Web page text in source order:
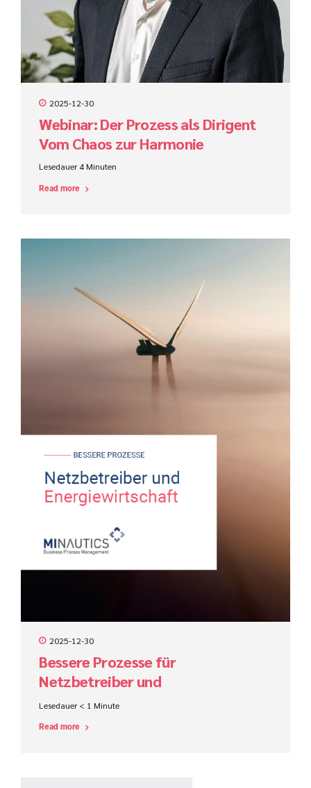
2025-12-30
Webinar: Der Prozess als Dirigent
Vom Chaos zur Harmonie
Lesedauer 4 Minuten
Read more
2025-12-30
Bessere Prozesse für
Netzbetreiber und
Energiewirtschaft
Lesedauer < 1 Minute
Read more